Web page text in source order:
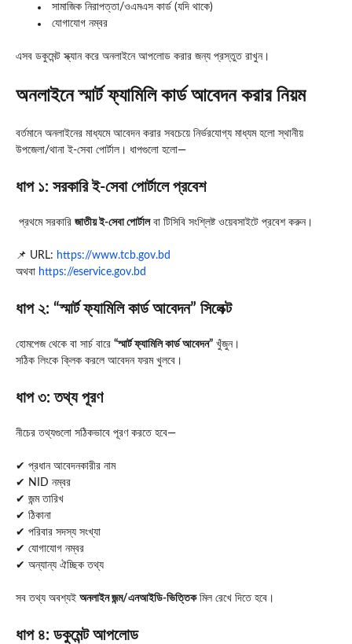
সামাজিক নিরাপত্তা/ওএমএস কার্ড (যদি থাকে)
যোগাযোগ নম্বর
এসব ডকুমেন্ট স্ক্যান করে অনলাইনে আপলোড করার জন্য প্রস্তুত রাখুন।
অনলাইনে স্মার্ট ফ্যামিলি কার্ড আবেদন করার নিয়ম
বর্তমানে অনলাইনের মাধ্যমে আবেদন করার সবচেয়ে নির্ভরযোগ্য মাধ্যম হলো স্থানীয়
উপজেলা/থানা ই-সেবা পোর্টাল। ধাপগুলো হলো—
ধাপ ১: সরকারি ই-সেবা পোর্টালে প্রবেশ
প্রথমে সরকারি জাতীয় ই-সেবা পোর্টালবা টিসিবি সংশ্লিষ্ট ওয়েবসাইটে প্রবেশ করুন।
📌 URL: https://www.tcb.gov.bd
অথবা https://eservice.gov.bd
ধাপ ২: “স্মার্ট ফ্যামিলি কার্ড আবেদন” সিলেক্ট
হোমপেজ থেকে বা সার্চ বারে “স্মার্ট ফ্যামিলি কার্ড আবেদন” খুঁজুন।
সঠিক লিংকে ক্লিক করলে আবেদন ফরম খুলবে।
ধাপ ৩: তথ্য পূরণ
নীচের তথ্যগুলো সঠিকভাবে পূরণ করতে হবে—
✔ প্রধান আবেদনকারীর নাম
✔ NID নম্বর
✔ জন্ম তারিখ
✔ ঠিকানা
✔ পরিবার সদস্য সংখ্যা
✔ যোগাযোগ নম্বর
✔ অন্যান্য ঐচ্ছিক তথ্য
সব তথ্য অবশ্যই অনলাইন জন্ম/এনআইডি-ভিত্তিকমিল রেখে দিতে হবে।
ধাপ ৪: ডকুমেন্ট আপলোড